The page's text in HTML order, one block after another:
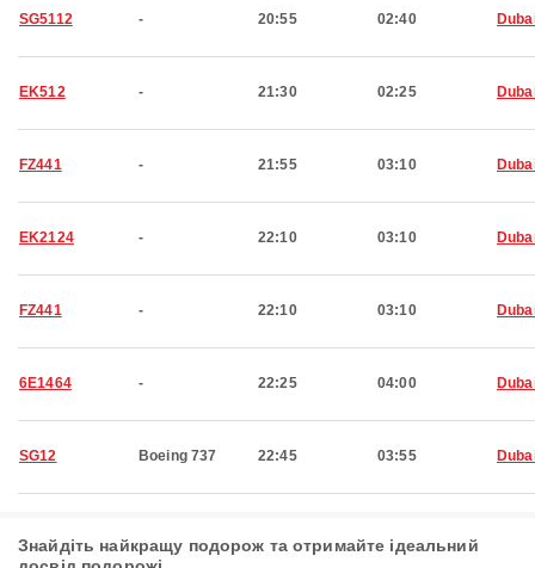
SG5112 - 20:55 02:40
EK512 - 21:30 02:25
FZ441 - 21:55 03:10
EK2124 - 22:10 03:10
FZ441 - 22:10 03:10
6E1464 - 22:25 04:00
SG12 Boeing 737 22:45 03:55
Знайдіть найкращу подорож та отримайте ідеальний